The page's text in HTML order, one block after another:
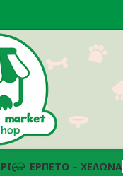
ΕΡΠΕΤΌ – ΧΕΛΏΝΑ